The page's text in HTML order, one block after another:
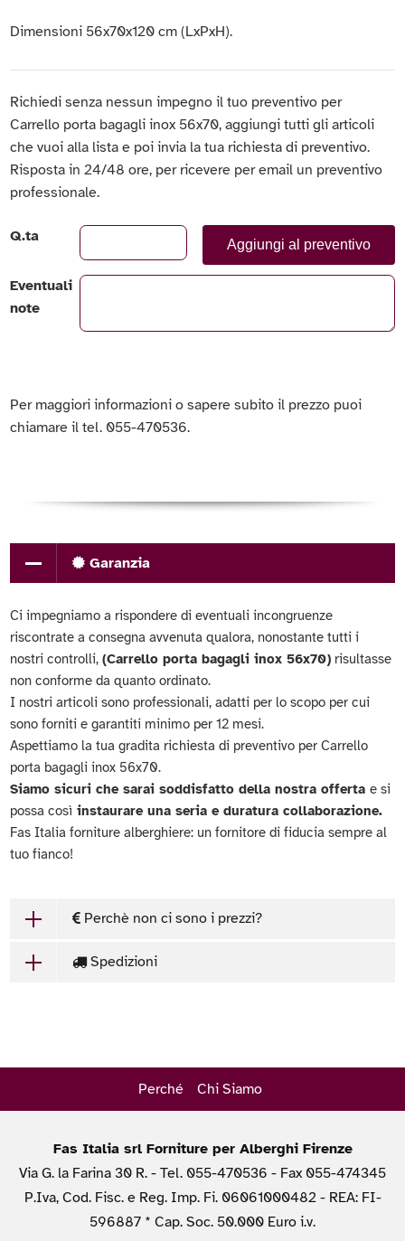
Dimensioni 56x70x120 cm (LxPxH).
Richiedi senza nessun impegno il tuo preventivo per
Carrello porta bagagli inox 56x70, aggiungi tutti gli articoli
che vuoi alla lista e poi invia la tua richiesta di preventivo.
Risposta in 24/48 ore, per ricevere per email un preventivo
professionale.
Q.ta Aggiungi al preventivo
Eventuali
note
Per maggiori informazioni o sapere subito il prezzo puoi
chiamare il tel. 055-470536.
Garanzia
Ci impegniamo a rispondere di eventuali incongruenze
riscontrate a consegna avvenuta qualora, nonostante tutti i
nostri controlli,(Carrello porta bagagli inox 56x70) risultasse
non conforme da quanto ordinato.
I nostri articoli sono professionali, adatti per lo scopo per cui
sono forniti e garantiti minimo per 12 mesi.
Aspettiamo la tua gradita richiesta di preventivo per Carrello
porta bagagli inox 56x70.
Siamo sicuri che sarai soddisfatto della nostra offertae si
possa così instaurare una seria e duratura collaborazione.
Fas Italia forniture alberghiere: un fornitore di fiducia sempre al
tuo fianco!
Perchè non ci sono i prezzi?
Spedizioni
Perché Chi Siamo
Fas Italia srl Forniture per Alberghi Firenze
Via G. la Farina 30 R. - Tel. 055-470536 - Fax 055-474345
P.Iva, Cod. Fisc. e Reg. Imp. Fi. 06061000482 - REA: FI-
596887 * Cap. Soc. 50.000 Euro i.v.